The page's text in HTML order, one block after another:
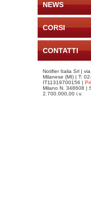
NEWS
CORSI
CONTATTI
Notifier Italia Srl |
Milanese (MI) | T:
IT11319700156 |
Milano N. 348608 |
2.700.000,00 i.v.